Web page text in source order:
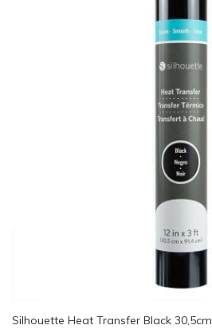
Silhouette Heat Transfer Black 30,5cm